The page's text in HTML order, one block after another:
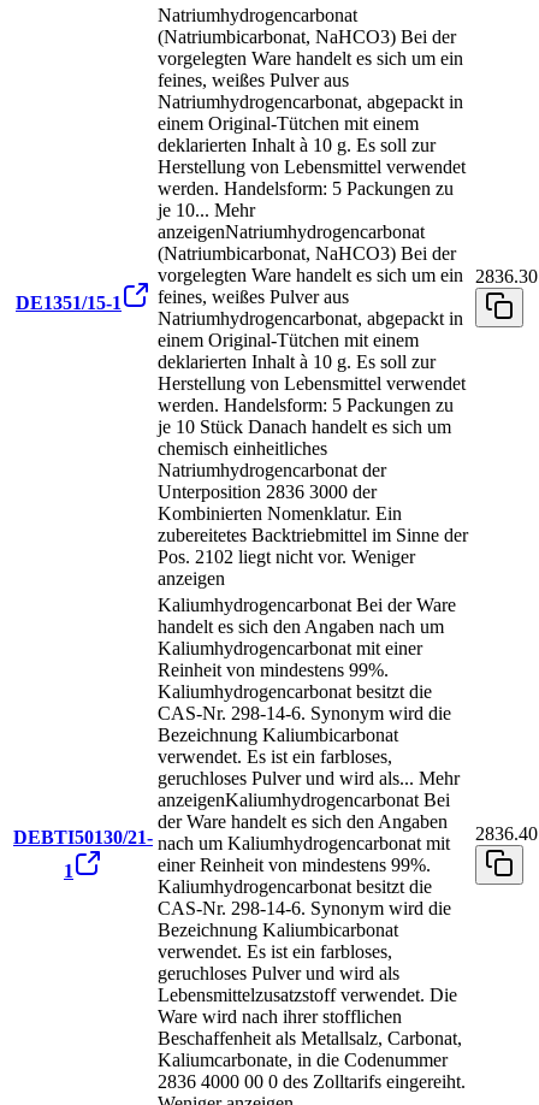
DE1351/15-1
Natriumhydrogencarbonat
(Natriumbicarbonat, NaHCO3) Bei der
vorgelegten Ware handelt es sich um ein
feines, weißes Pulver aus
Natriumhydrogencarbonat, abgepackt in
einem Original-Tütchen mit einem
deklarierten Inhalt à 10 g. Es soll zur
Herstellung von Lebensmittel verwendet
werden. Handelsform: 5 Packungen zu
je 10... Mehr
anzeigenNatriumhydrogencarbonat
(Natriumbicarbonat, NaHCO3) Bei der
vorgelegten Ware handelt es sich um ein
feines, weißes Pulver aus
Natriumhydrogencarbonat, abgepackt in
einem Original-Tütchen mit einem
deklarierten Inhalt à 10 g. Es soll zur
Herstellung von Lebensmittel verwendet
werden. Handelsform: 5 Packungen zu
je 10 Stück Danach handelt es sich um
chemisch einheitliches
Natriumhydrogencarbonat der
Unterposition 2836 3000 der
Kombinierten Nomenklatur. Ein
zubereitetes Backtriebmittel im Sinne der
Pos. 2102 liegt nicht vor. Weniger
anzeigen
DEBTI50130/21-
1
Kaliumhydrogencarbonat Bei der Ware
handelt es sich den Angaben nach um
Kaliumhydrogencarbonat mit einer
Reinheit von mindestens 99%.
Kaliumhydrogencarbonat besitzt die
CAS-Nr. 298-14-6. Synonym wird die
Bezeichnung Kaliumbicarbonat
verwendet. Es ist ein farbloses,
geruchloses Pulver und wird als... Mehr
anzeigenKaliumhydrogencarbonat Bei
der Ware handelt es sich den Angaben
nach um Kaliumhydrogencarbonat mit
einer Reinheit von mindestens 99%.
Kaliumhydrogencarbonat besitzt die
CAS-Nr. 298-14-6. Synonym wird die
Bezeichnung Kaliumbicarbonat
verwendet. Es ist ein farbloses,
geruchloses Pulver und wird als
Lebensmittelzusatzstoff verwendet. Die
Ware wird nach ihrer stofflichen
Beschaffenheit als Metallsalz, Carbonat,
Kaliumcarbonate, in die Codenummer
2836 4000 00 0 des Zolltarifs eingereiht.